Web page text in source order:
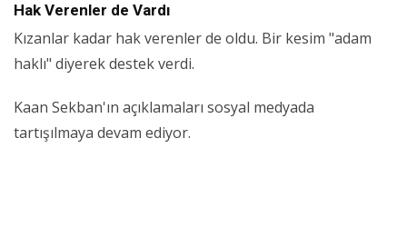
Hak Verenler de Vardı
Kızanlar kadar hak verenler de oldu. Bir kesim "adam
haklı" diyerek destek verdi.
Kaan Sekban'ın açıklamaları sosyal medyada
tartışılmaya devam ediyor.